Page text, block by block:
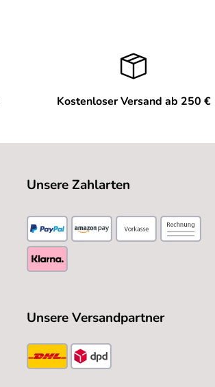
anschauen
Kostenloser Versand ab 250 €
Unsere Zahlarten
Unsere Versandpartner